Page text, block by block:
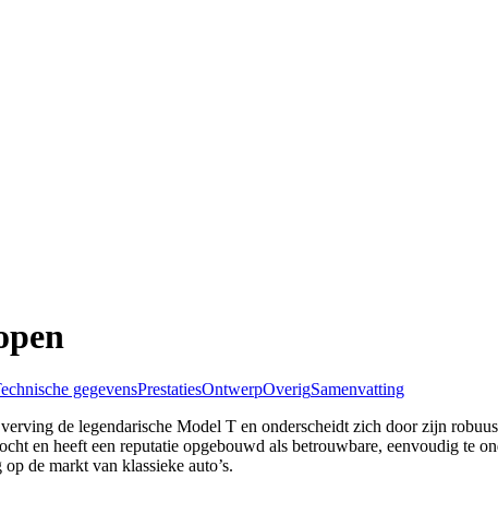
gegevensPrestatiesOntwerpOverigSamenvatting
de legendarische Model T en onderscheidt zich door zijn
en heeft een reputatie opgebouwd als betrouwbare, eenvoudig te
de markt van klassieke auto’s.